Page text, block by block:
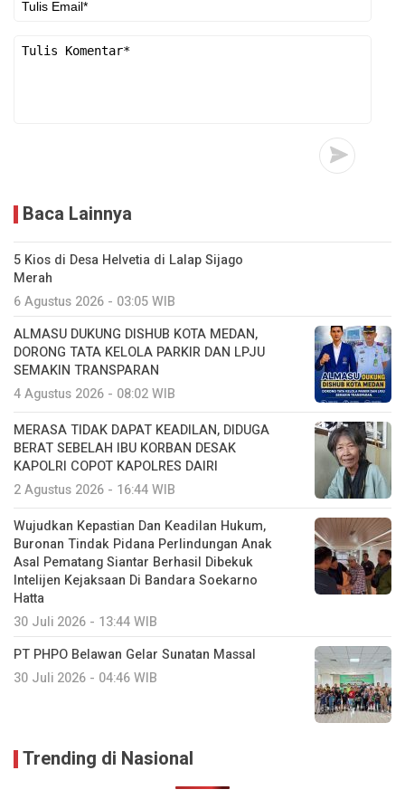
Baca Lainnya
5 Kios di Desa Helvetia di Lalap Sijago
Merah
6 Agustus 2026 - 03:05 WIB
ALMASU DUKUNG DISHUB KOTA MEDAN,
DORONG TATA KELOLA PARKIR DAN LPJU
SEMAKIN TRANSPARAN
4 Agustus 2026 - 08:02 WIB
MERASA TIDAK DAPAT KEADILAN, DIDUGA
BERAT SEBELAH IBU KORBAN DESAK
KAPOLRI COPOT KAPOLRES DAIRI
2 Agustus 2026 - 16:44 WIB
Wujudkan Kepastian Dan Keadilan Hukum,
Buronan Tindak Pidana Perlindungan Anak
Asal Pematang Siantar Berhasil Dibekuk
Intelijen Kejaksaan Di Bandara Soekarno
Hatta
30 Juli 2026 - 13:44 WIB
PT PHPO Belawan Gelar Sunatan Massal
30 Juli 2026 - 04:46 WIB
Trending di Nasional